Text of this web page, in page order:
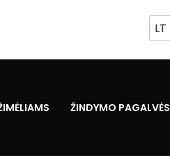
LT
ŽINDYMO PAGALVĖS